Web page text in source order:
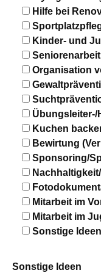
Hilfe bei
Kinder- und
Seniorenarbeit
Organisation
Übungsleiter-/
Kuchen
Bewirtung
Sponsoring/
Mitarbeit im
Mitarbeit im
Sonstige Ideen
Sonstige Ideen